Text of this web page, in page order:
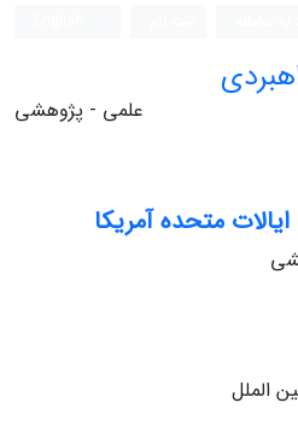
علمی - پژوهشی
متحده آمریکا
الملل